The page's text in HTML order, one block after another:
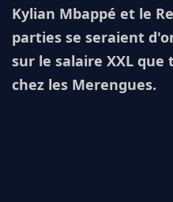
Kylian Mbappé et le
parties se seraient
sur le salaire XXL
chez les Merengues.